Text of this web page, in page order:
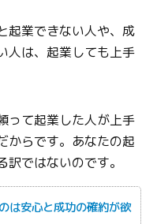
起業できない人や、成
人は、起業しても上手
って起業した人が上手
からです。あなたの起
ではないのです。
は安心と成功の確約が欲